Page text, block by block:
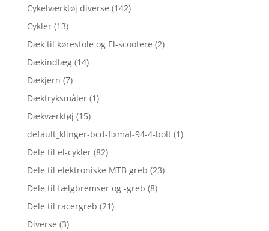
Cykelværktøj diverse (142)
Cykler (13)
Dæk til kørestole og El-scootere (2)
Dækindlæg (14)
Dækjern (7)
Dæktryksmåler (1)
Dækværktøj (15)
default_klinger-bcd-fixmal-94-4-bolt (1)
Dele til el-cykler (82)
Dele til elektroniske MTB greb (23)
Dele til fælgbremser og -greb (8)
Dele til racergreb (21)
Diverse (3)